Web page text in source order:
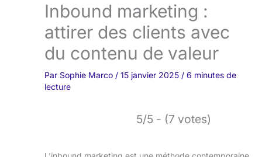
Inbound marketing :
attirer des clients avec
du contenu de valeur
Par Sophie Marco / 15 janvier 2025 / 6 minutes de
lecture
5/5 - (7 votes)